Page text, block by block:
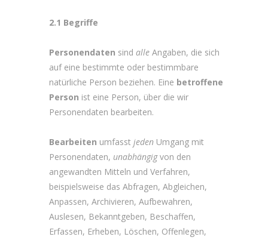
2.1 Begriffe
Personendaten sind alleAngaben, die sich
auf eine bestimmte oder bestimmbare
natürliche Person beziehen. Eine betroffene
Person ist eine Person, über die wir
Personendaten bearbeiten.
Bearbeiten umfasst jedenUmgang mit
Personendaten, unabhängigvon den
angewandten Mitteln und Verfahren,
beispielsweise das Abfragen, Abgleichen,
Anpassen, Archivieren, Aufbewahren,
Auslesen, Bekanntgeben, Beschaffen,
Erfassen, Erheben, Löschen, Offenlegen,